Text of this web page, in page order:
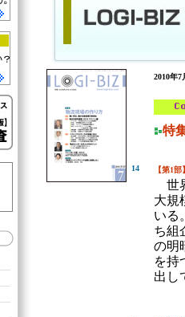
2010年7
特
14 【第1部
世
大規
いる
ち組
の明
を持
出し